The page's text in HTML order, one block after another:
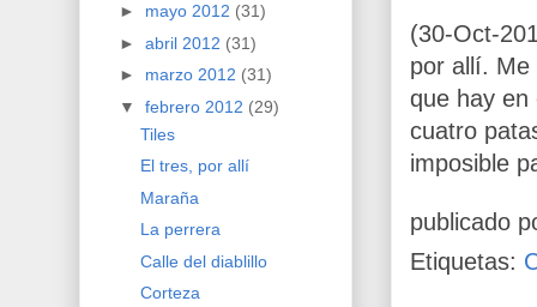
(30-Oct-
por allí. Me
que hay en
cuatro
imposible
publicado
Etiquetas:
► mayo 2012 (31)
► abril 2012 (31)
► marzo 2012 (31)
▼ febrero 2012 (29)
Tiles
El tres, por allí
Maraña
La perrera
Calle del diablillo
Corteza